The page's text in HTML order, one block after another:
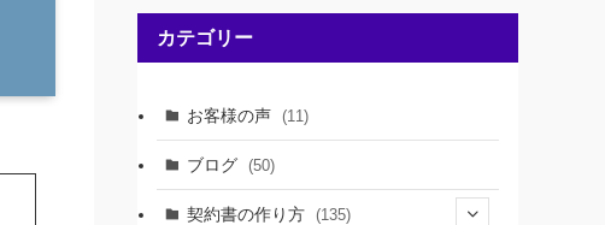
カテゴリー
お客様の声 (11)
ブログ (50)
契約書の作り方 (135)